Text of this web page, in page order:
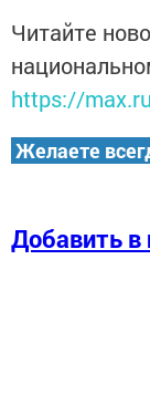
Читайте
https://
Желаете
Добавить в